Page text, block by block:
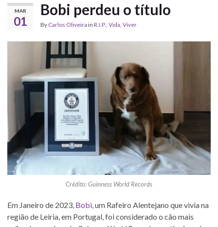
MAR
01
Bobi perdeu o título
By Carlos Oliveira in R.I.P., Vida, Viver
Crédito: Guinness World Records
Em Janeiro de 2023, Bobi , um Rafeiro Alentejano que vivia na
região de Leiria, em Portugal, foi considerado o cão mais